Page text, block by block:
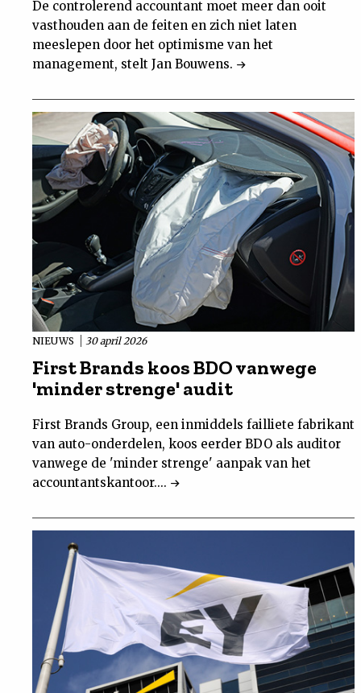
De controlerend accountant moet meer dan ooit
vasthouden aan de feiten en zich niet laten
meeslepen door het optimisme van het
management, stelt Jan Bouwens.
NIEUWS 30 april 2026
First Brands koos BDO vanwege
'minder strenge' audit
First Brands Group, een inmiddels failliete fabrikant
van auto-onderdelen, koos eerder BDO als auditor
vanwege de 'minder strenge' aanpak van het
accountantskantoor....